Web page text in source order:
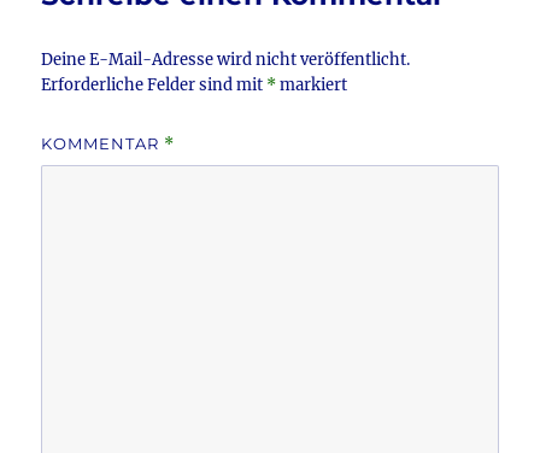
Deine E-Mail-Adresse wird nicht veröffentlicht.
Erforderliche Felder sind mit *markiert
KOMMENTAR *